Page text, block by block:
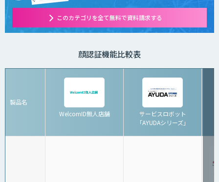
このカテゴリを全て無料で資料請求する
顔認証機能比較表
製品名
WelcomID無人店舗
サービスロボット
「AYUDAシリーズ」